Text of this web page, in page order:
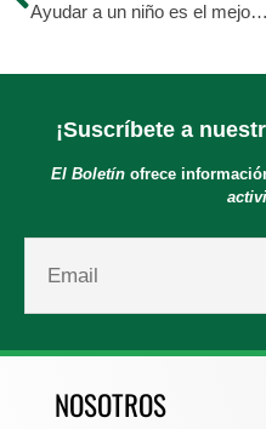
Ayudar a un niño es el mejor regalo de amor
¡Suscríbete a
El Boletínofrece
NOSOTROS